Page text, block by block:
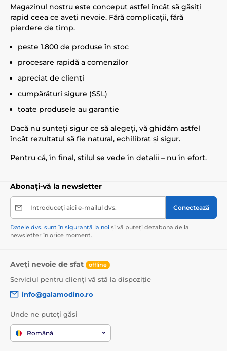
Magazinul nostru este conceput astfel încât să găsiți
rapid ceea ce aveți nevoie. Fără complicații, fără
pierdere de timp.
peste 1.800 de produse în stoc
procesare rapidă a comenzilor
apreciat de clienți
cumpărături sigure (SSL)
toate produsele au garanție
Dacă nu sunteți sigur ce să alegeți, vă ghidăm astfel
încât rezultatul să fie natural, echilibrat și sigur.
Pentru că, în final, stilul se vede în detalii – nu în efort.
Abonați-vă la newsletter
Introduceți aici e-mailul dvs. Conectează
Datele dvs. sunt în siguranță la noi și vă puteți dezabona de la
newsletter în orice moment.
Aveți nevoie de sfat offline
Serviciul pentru clienți vă stă la dispoziție
info@galamodino.ro
Unde ne puteți găsi
Română